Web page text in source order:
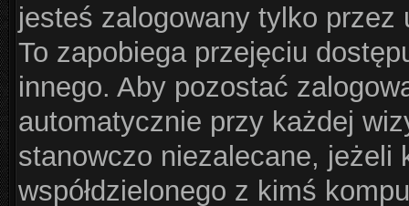
jesteś zalogowany tylko
To zapobiega przejęciu
innego. Aby pozostać
automatycznie przy każdej
stanowczo niezalecane, jeżeli
współdzielonego z kimś